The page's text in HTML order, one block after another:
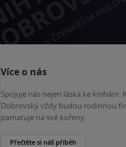
Více o nás
Spojuje nás nejen láska ke knihám.
Dobrovský vždy budou rodinnou
pamatuje na své kořeny.
Přečtěte si náš příběh